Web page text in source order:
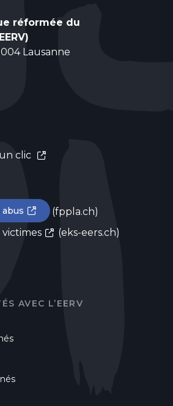
réformée du
Lausanne
clic
(fppla.ch)
victimes
(eks-eers.ch)
AVEC L’EERV